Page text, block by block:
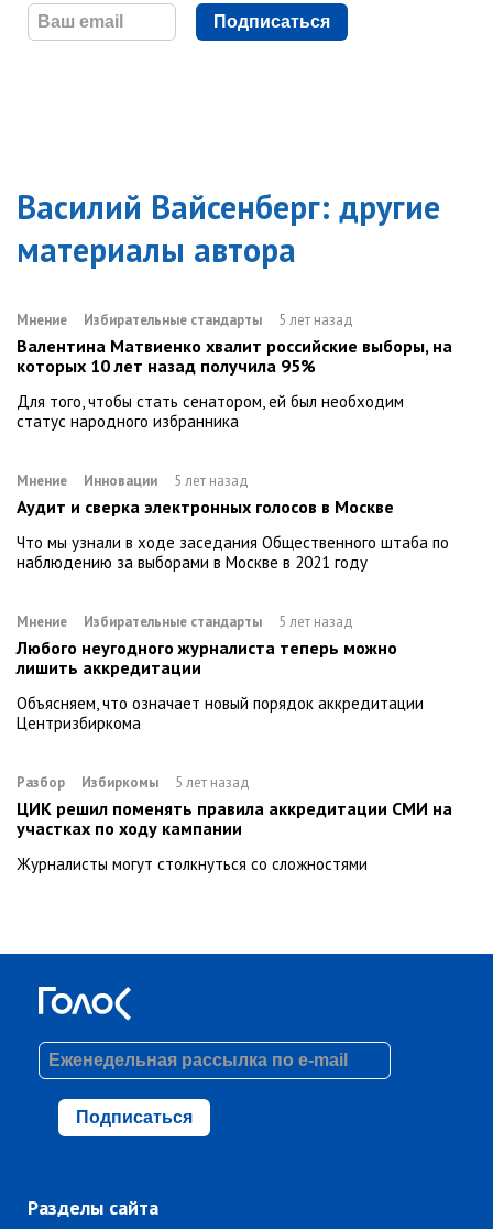
Подписаться
Василий Вайсенберг: другие
материалы автора
Мнение Избирательные стандарты 5 лет назад
Валентина Матвиенко хвалит российские выборы, на
которых 10 лет назад получила 95%
Для того, чтобы стать сенатором, ей был необходим
статус народного избранника
Мнение Инновации 5 лет назад
Аудит и сверка электронных голосов в Москве
Что мы узнали в ходе заседания Общественного штаба по
наблюдению за выборами в Москве в 2021 году
Мнение Избирательные стандарты 5 лет назад
Любого неугодного журналиста теперь можно
лишить аккредитации
Объясняем, что означает новый порядок аккредитации
Центризбиркома
Разбор Избиркомы 5 лет назад
ЦИК решил поменять правила аккредитации СМИ на
участках по ходу кампании
Журналисты могут столкнуться со сложностями
Подписаться
Разделы сайта